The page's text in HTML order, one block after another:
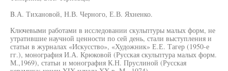
B.А. Тихановой, Н.В. Черного, Е.В. Яхненко.
Ключевыми работами в исследовании скульптуры малых форм, не
утратившие научной ценности по сей день, стали выступления и
статьи в журналах «Искусство», «Художник» Е.Е. Тагер (1950-е
гг.), монография И.А. Крюковой (Русская скульптура малых форм.
М.,1969), статьи и монография К.Н. Пруслиной (Русская